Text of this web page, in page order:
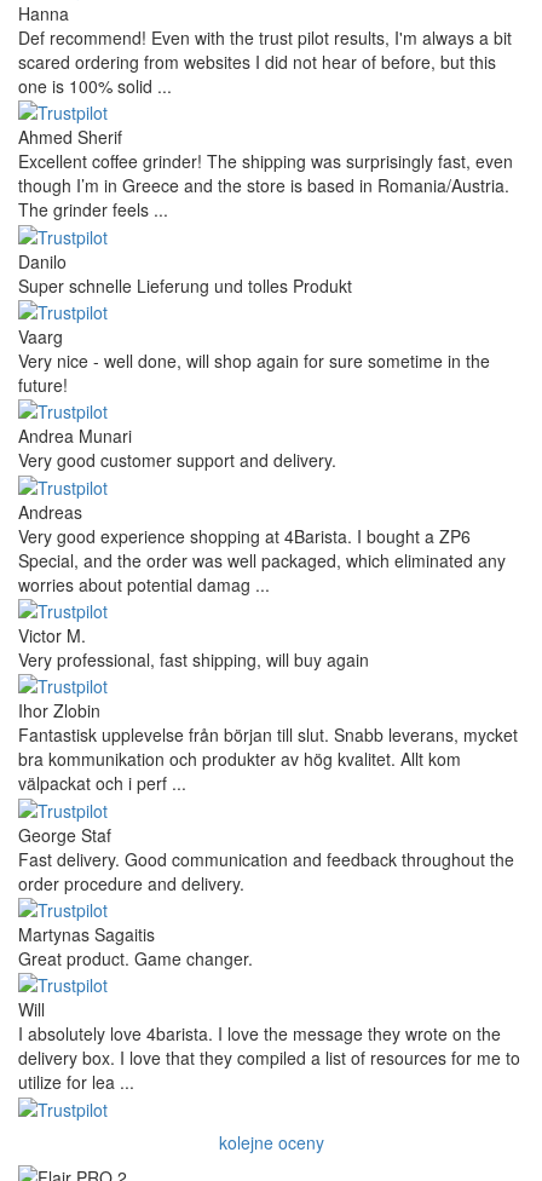
Hanna
Def recommend! Even with the trust pilot results, I'm always a bit
scared ordering from websites I did not hear of before, but this
one is 100% solid ...
Ahmed Sherif
Excellent coffee grinder! The shipping was surprisingly fast, even
though I’m in Greece and the store is based in Romania/Austria.
The grinder feels ...
Danilo
Super schnelle Lieferung und tolles Produkt
Vaarg
Very nice - well done, will shop again for sure sometime in the
future!
Andrea Munari
Very good customer support and delivery.
Andreas
Very good experience shopping at 4Barista. I bought a ZP6
Special, and the order was well packaged, which eliminated any
worries about potential damag ...
Victor M.
Very professional, fast shipping, will buy again
Ihor Zlobin
Fantastisk upplevelse från början till slut. Snabb leverans, mycket
bra kommunikation och produkter av hög kvalitet. Allt kom
välpackat och i perf ...
George Staf
Fast delivery. Good communication and feedback throughout the
order procedure and delivery.
Martynas Sagaitis
Great product. Game changer.
Will
I absolutely love 4barista. I love the message they wrote on the
delivery box. I love that they compiled a list of resources for me to
utilize for lea ...
kolejne oceny